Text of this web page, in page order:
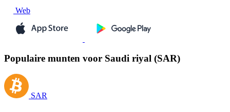
Web
Populaire munten voor Saudi riyal (SAR)
SAR